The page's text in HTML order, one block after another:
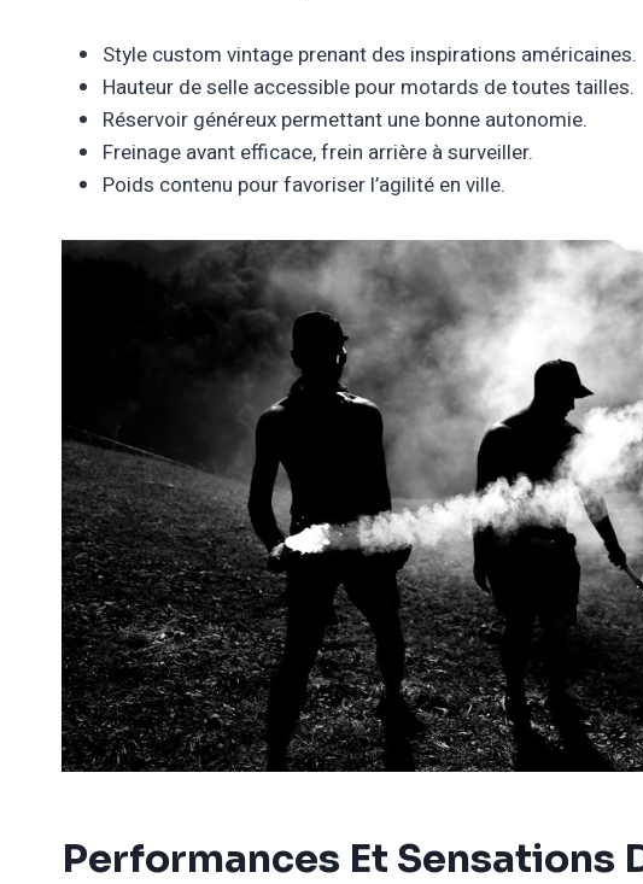
Style custom vintage prenant des inspirations américaines.
Hauteur de selle accessible pour motards de toutes tailles.
Réservoir généreux permettant une bonne autonomie.
Freinage avant efficace, frein arrière à surveiller.
Poids contenu pour favoriser l’agilité en ville.
Performances Et Sensations